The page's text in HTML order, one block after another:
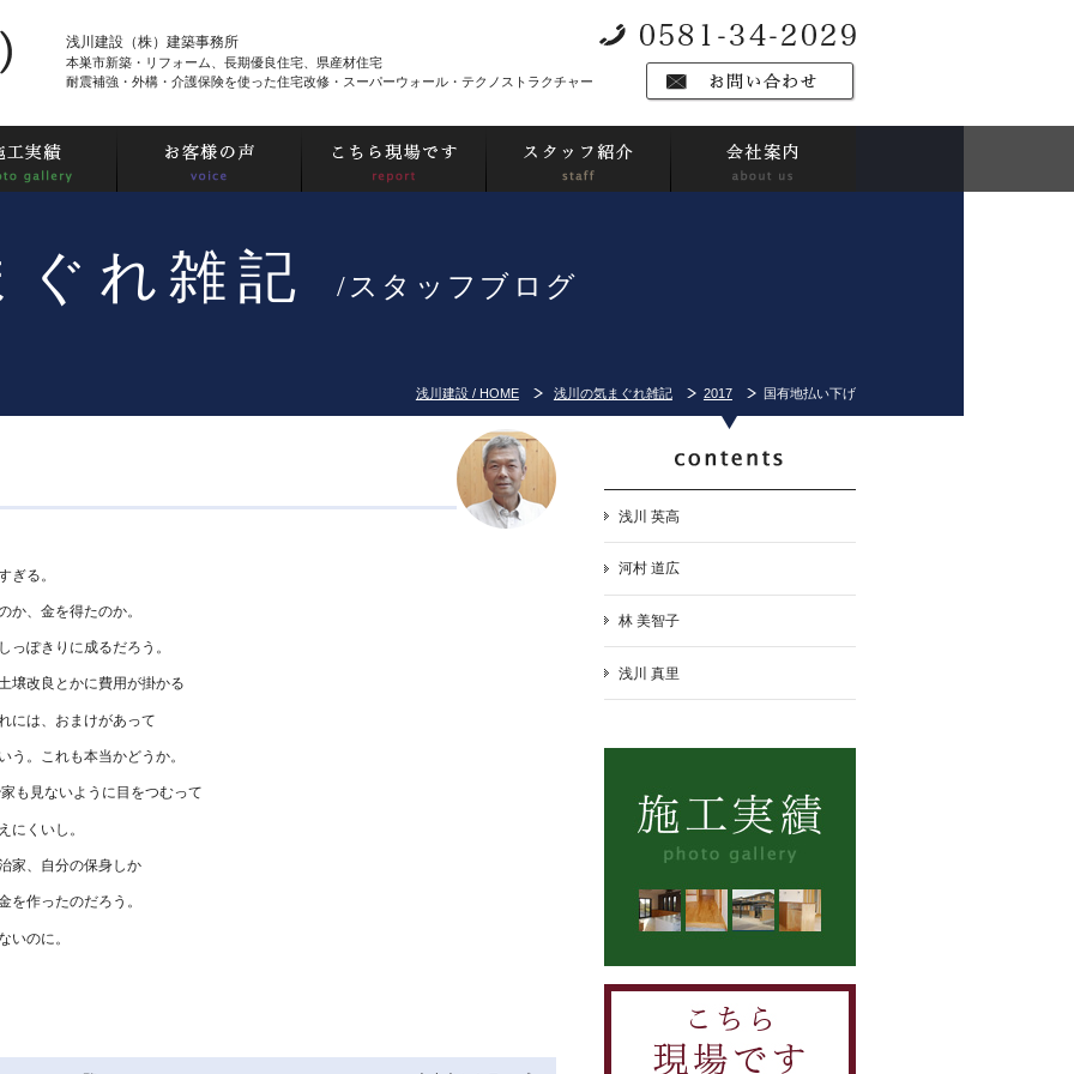
浅川建設（株）建築事務所
本巣市新築・リフォーム、長期優良住宅、県産材住宅
耐震補強・外構・介護保険を使った住宅改修・スーパーウォール・テクノストラクチャー
ぐれ雑記 /スタッフブログ
浅川建設 / HOME 浅川の気まぐれ雑記 2017 国有地払い下げ
ぎる。
か、金を得たのか。
っぽきりに成るだろう。
壌改良とかに費用が掛かる
には、おまけがあって
う。これも本当かどうか。
も見ないように目をつむって
にくいし。
家、自分の保身しか
を作ったのだろう。
いのに。
浅川 英高
河村 道広
林 美智子
浅川 真里